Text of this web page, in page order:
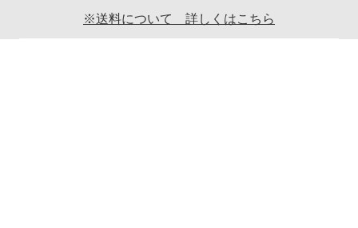
※送料について 詳しくはこちら